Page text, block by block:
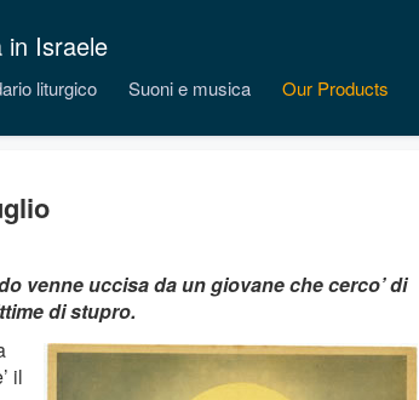
in Israele
liturgico Suoni e musica Our Products
venne uccisa da un giovane che cerco’ di
di stupro.
il